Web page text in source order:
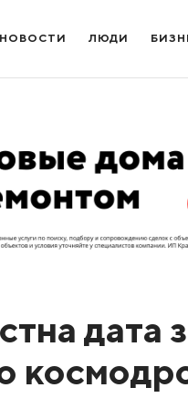
НОВОСТИ ЛЮДИ